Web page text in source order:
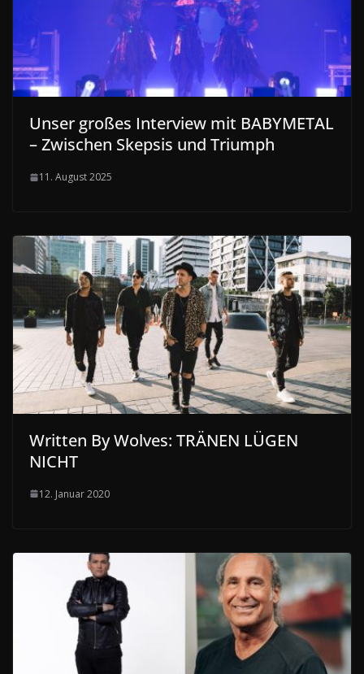
Unser großes Interview mit BABYMETAL
– Zwischen Skepsis und Triumph
11. August 2025
Written By Wolves: TRÄNEN LÜGEN
NICHT
12. Januar 2020